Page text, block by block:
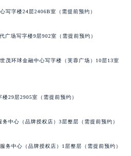
写字楼24层2406B室（需提前预约）
广场写字楼9层902室（需提前预约）
茂环球金融中心写字楼（芙蓉广场）10层13室
29层2905室（需提前预约）
中心（品牌授权店）3层整层（需提前预约）
务中心（品牌授权店）1层整层（需提前预约）